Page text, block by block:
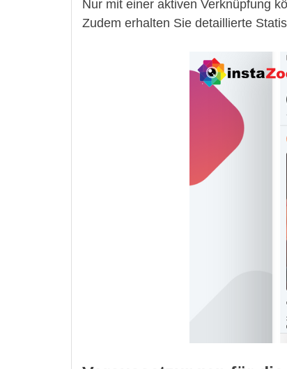
Nur mit einer aktiven Verknüpfung
Zudem erhalten Sie detaillierte